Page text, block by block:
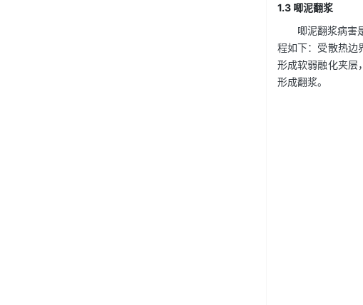
1.3 唧泥翻浆
唧泥翻浆病害
程如下：受散热边
形成软弱融化夹层
形成翻浆。